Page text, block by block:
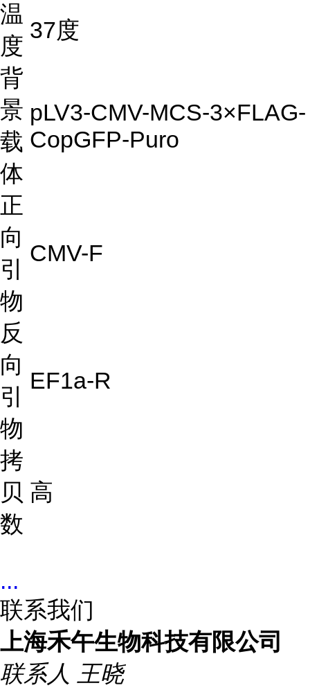
温
度
37度
背
景
载
体
pLV3-CMV-MCS-3×FLAG-
CopGFP-Puro
正
向
引
物
CMV-F
反
向
引
物
EF1a-R
拷
贝
数
高
...
联系我们
上海禾午生物科技有限公司
联系人 王晓